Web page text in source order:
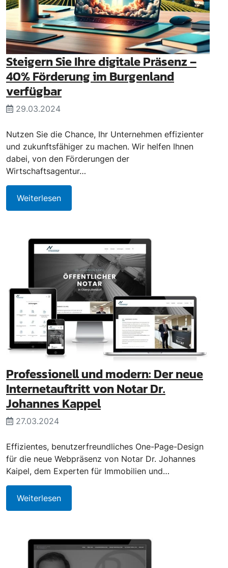
Steigern Sie Ihre digitale Präsenz –
40% Förderung im Burgenland
verfügbar
29.03.2024
Nutzen Sie die Chance, Ihr Unternehmen effizienter
und zukunftsfähiger zu machen. Wir helfen Ihnen
dabei, von den Förderungen der
Wirtschaftsagentur…
Weiterlesen
Professionell und modern: Der neue
Internetauftritt von Notar Dr.
Johannes Kappel
27.03.2024
Effizientes, benutzerfreundliches One-Page-Design
für die neue Webpräsenz von Notar Dr. Johannes
Kaipel, dem Experten für Immobilien und…
Weiterlesen